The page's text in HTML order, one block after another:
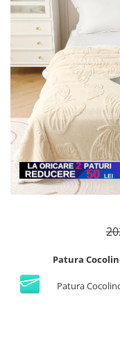
Lenjerii de pat
Lenjerii de pat Cocolino
Lenjerii de pat Finet +
Lenjerii de pat Saten 4
elastic
Patura
Patura